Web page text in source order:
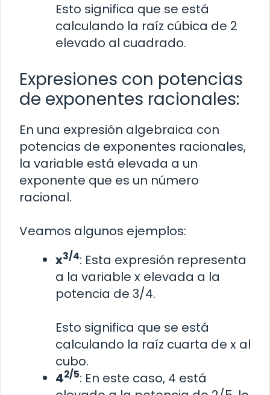
Esto significa que se está
calculando la raíz cúbica de 2
elevado al cuadrado.
Expresiones con potencias
de exponentes racionales:
En una expresión algebraica con
potencias de exponentes racionales,
la variable está elevada a un
exponente que es un número
racional.
Veamos algunos ejemplos:
x3/4: Esta expresión representa
a la variable x elevada a la
potencia de 3/4.
Esto significa que se está
calculando la raíz cuarta de x al
cubo.
42/5: En este caso, 4 está